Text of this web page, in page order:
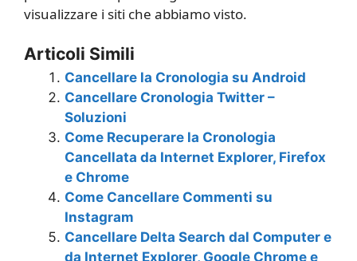
visualizzare i siti che abbiamo visto.
Articoli Simili
Cancellare la Cronologia su Android
Cancellare Cronologia Twitter –
Soluzioni
Come Recuperare la Cronologia
Cancellata da Internet Explorer, Firefox
e Chrome
Come Cancellare Commenti su
Instagram
Cancellare Delta Search dal Computer e
da Internet Explorer, Google Chrome e